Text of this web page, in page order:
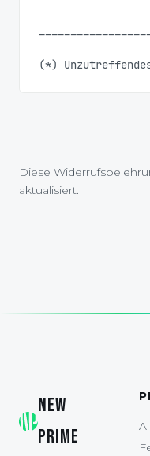
Diese
aktualisiert.
NEW
PRIME